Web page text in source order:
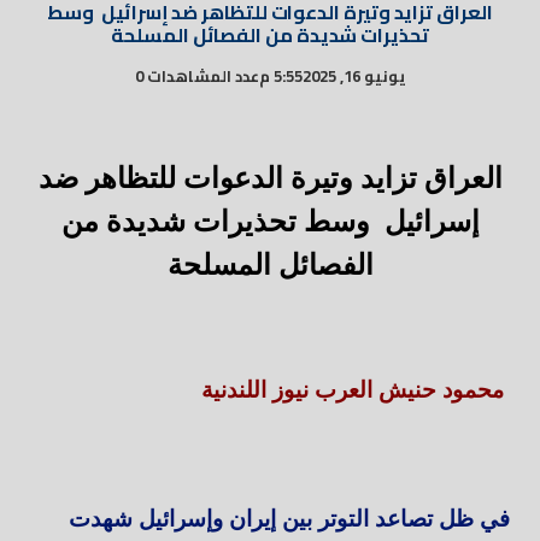
العراق تزايد وتيرة الدعوات للتظاهر ضد إسرائيل وسط
تحذيرات شديدة من الفصائل المسلحة
يونيو 16, 2025 5:55 م عدد المشاهدات 0
العراق تزايد وتيرة الدعوات للتظاهر ضد
إسرائيل وسط تحذيرات شديدة من
الفصائل المسلحة
محمود حنيش العرب نيوز اللندنية
في ظل تصاعد التوتر بين إيران وإسرائيل شهدت